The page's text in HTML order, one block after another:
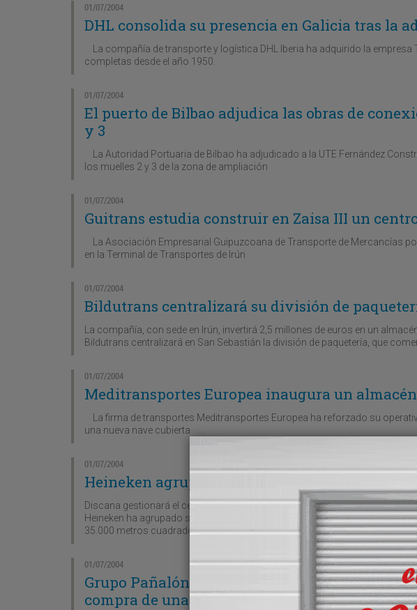
01/07/2004
DHL consolida su presencia en Galicia tras la
La compañía de transporte y logística DHL Iberia ha adquirido la
completas desde el año 1950.
01/07/2004
El puerto de Bilbao adjudica las obras de
y 3
La Autoridad Portuaria de Bilbao ha adjudicado a la UTE Fernández
los muelles 2 y 3 de la zona de ampliación
01/07/2004
Guitrans estudia construir en Zaisa III un
La Asociación Empresarial Guipuzcoana de Transporte de Mercancías
en la Terminal de Transportes de Irún
01/07/2004
Bildutrans centralizará su división de
La compañía, con sede en Irún, invertirá 2,5 millones de euros en un
Bildutrans centralizará en San Sebastián la división de paquetería, que
01/07/2004
Meditransportes Europea inaugura un
La firma de transportes Meditransportes Europea ha reforzado su
una nueva nave cubierta
01/07/2004
Heineken agrupa su logística en una única
Discana gestionará el centro, concentrando tres almacenes de la
Heineken ha agrupado su logística en Valencia con la apertura de una
35.000 metros cuadrados.
01/07/2004
Grupo Pañalón potenciará su posición en el
compra de una empresa polaca en el año 2005